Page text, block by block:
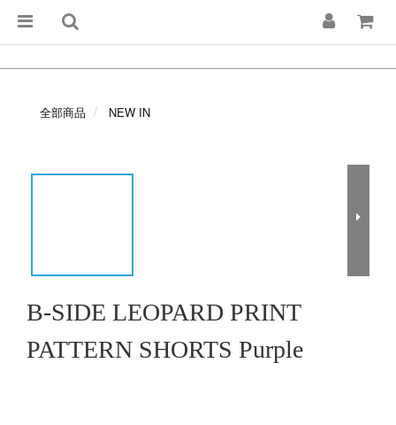
全部商品 NEW IN
B-SIDE LEOPARD PRINT
PATTERN SHORTS Purple